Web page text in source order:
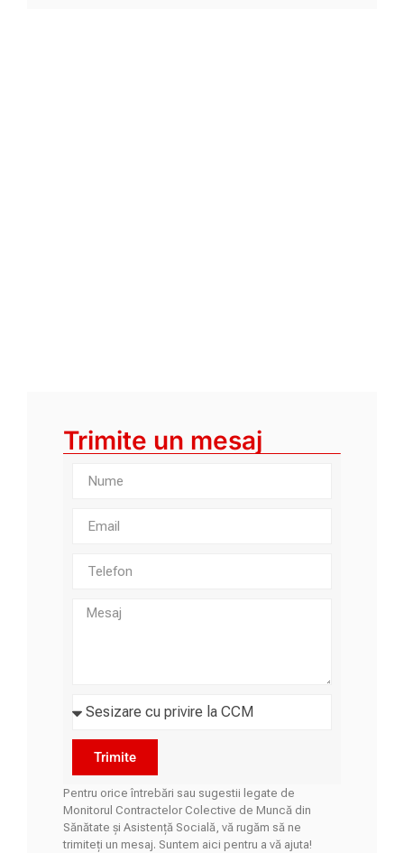
Trimite un mesaj
Trimite
Pentru orice întrebări sau sugestii legate de
Monitorul Contractelor Colective de Muncă din
Sănătate și Asistență Socială, vă rugăm să ne
trimiteți un mesaj. Suntem aici pentru a vă ajuta!